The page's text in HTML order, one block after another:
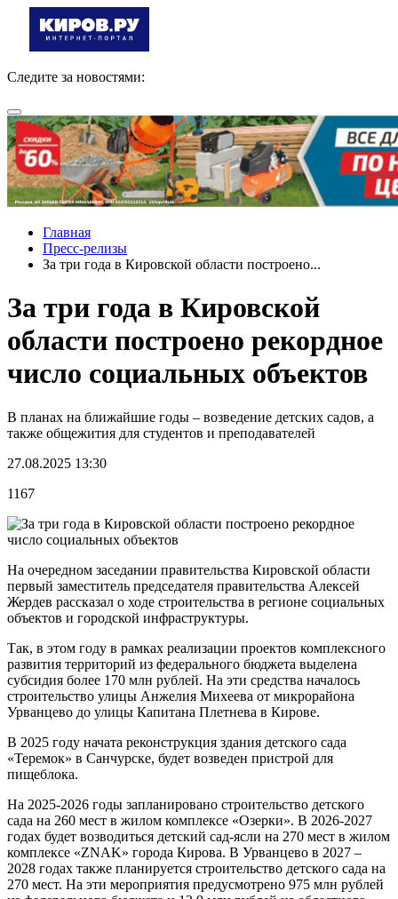
Следите за новостями:
Главная
Пресс-релизы
За три года в Кировской области построено...
За три года в Кировской
области построено рекордное
число социальных объектов
В планах на ближайшие годы – возведение детских садов, а
также общежития для студентов и преподавателей
27.08.2025 13:30
1167
На очередном заседании правительства Кировской области
первый заместитель председателя правительства Алексей
Жердев рассказал о ходе строительства в регионе социальных
объектов и городской инфраструктуры.
Так, в этом году в рамках реализации проектов комплексного
развития территорий из федерального бюджета выделена
субсидия более 170 млн рублей. На эти средства началось
строительство улицы Анжелия Михеева от микрорайона
Урванцево до улицы Капитана Плетнева в Кирове.
В 2025 году начата реконструкция здания детского сада
«Теремок» в Санчурске, будет возведен пристрой для
пищеблока.
На 2025-2026 годы запланировано строительство детского
сада на 260 мест в жилом комплексе «Озерки». В 2026-2027
годах будет возводиться детский сад-ясли на 270 мест в жилом
комплексе «ZNAK» города Кирова. В Урванцево в 2027 –
2028 годах также планируется строительство детского сада на
270 мест. На эти мероприятия предусмотрено 975 млн рублей